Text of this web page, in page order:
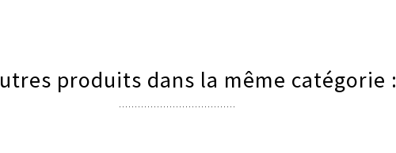
produits dans la même catégorie :